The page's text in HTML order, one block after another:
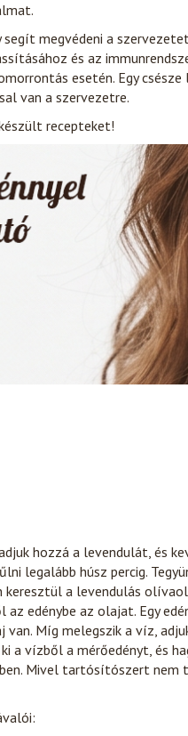
megvédeni a
és az
esetén. Egy
van a szervezetre.
recepteket!
hozzá a levendulát, és
legalább húsz percig.
keresztül a levendulás
az edénybe az olajat. Egy
Míg melegszik a víz,
a vízből a mérőedényt, és
Mivel tartósítószert nem